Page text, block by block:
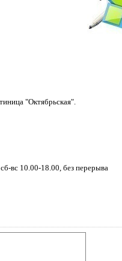
"Октябрьская".
вс 10.00-18.00, без перерыва